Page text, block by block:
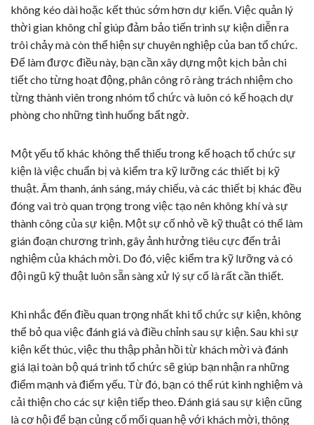
không kéo dài hoặc kết thúc sớm hơn dự kiến. Việc quản lý
thời gian không chỉ giúp đảm bảo tiến trình sự kiện diễn ra
trôi chảy mà còn thể hiện sự chuyên nghiệp của ban tổ chức.
Để làm được điều này, bạn cần xây dựng một kịch bản chi
tiết cho từng hoạt động, phân công rõ ràng trách nhiệm cho
từng thành viên trong nhóm tổ chức và luôn có kế hoạch dự
phòng cho những tình huống bất ngờ.
Một yếu tố khác không thể thiếu trong kế hoạch tổ chức sự
kiện là việc chuẩn bị và kiểm tra kỹ lưỡng các thiết bị kỹ
thuật. Âm thanh, ánh sáng, máy chiếu, và các thiết bị khác đều
đóng vai trò quan trọng trong việc tạo nên không khí và sự
thành công của sự kiện. Một sự cố nhỏ về kỹ thuật có thể làm
gián đoạn chương trình, gây ảnh hưởng tiêu cực đến trải
nghiệm của khách mời. Do đó, việc kiểm tra kỹ lưỡng và có
đội ngũ kỹ thuật luôn sẵn sàng xử lý sự cố là rất cần thiết.
Khi nhắc đến điều quan trọng nhất khi tổ chức sự kiện, không
thể bỏ qua việc đánh giá và điều chỉnh sau sự kiện. Sau khi sự
kiện kết thúc, việc thu thập phản hồi từ khách mời và đánh
giá lại toàn bộ quá trình tổ chức sẽ giúp bạn nhận ra những
điểm mạnh và điểm yếu. Từ đó, bạn có thể rút kinh nghiệm và
cải thiện cho các sự kiện tiếp theo. Đánh giá sau sự kiện cũng
là cơ hội để bạn củng cố mối quan hệ với khách mời, thông